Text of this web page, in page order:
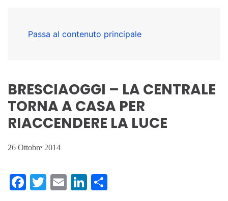
Passa al contenuto principale
BRESCIAOGGI – LA CENTRALE
TORNA A CASA PER
RIACCENDERE LA LUCE
26 Ottobre 2014
Facebook
Twitter
EmailLinkedIn